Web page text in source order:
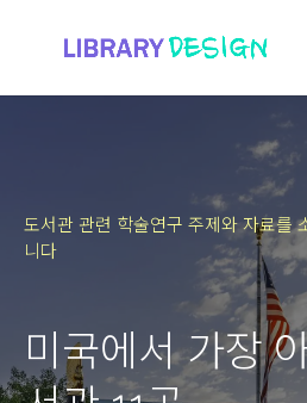
도서관 관련 학술연구 주제와 자료를
니다
미국에서 가장